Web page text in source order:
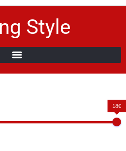
Style
18€